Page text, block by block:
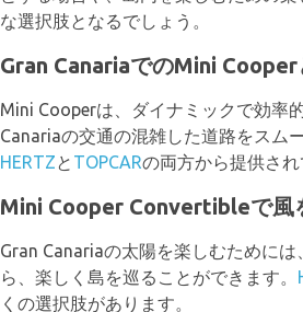
な選択肢となるでしょう。
Gran CanariaでのMini
Mini Cooperは、ダイナミックで効率
Canariaの交通の混雑した道路をスム
HERTZと TOPCARの両方から提供され
Mini Cooper Convertibleで風
Gran Canariaの太陽を楽しむために
ら、楽しく島を巡ることができます。
くの選択肢があります。